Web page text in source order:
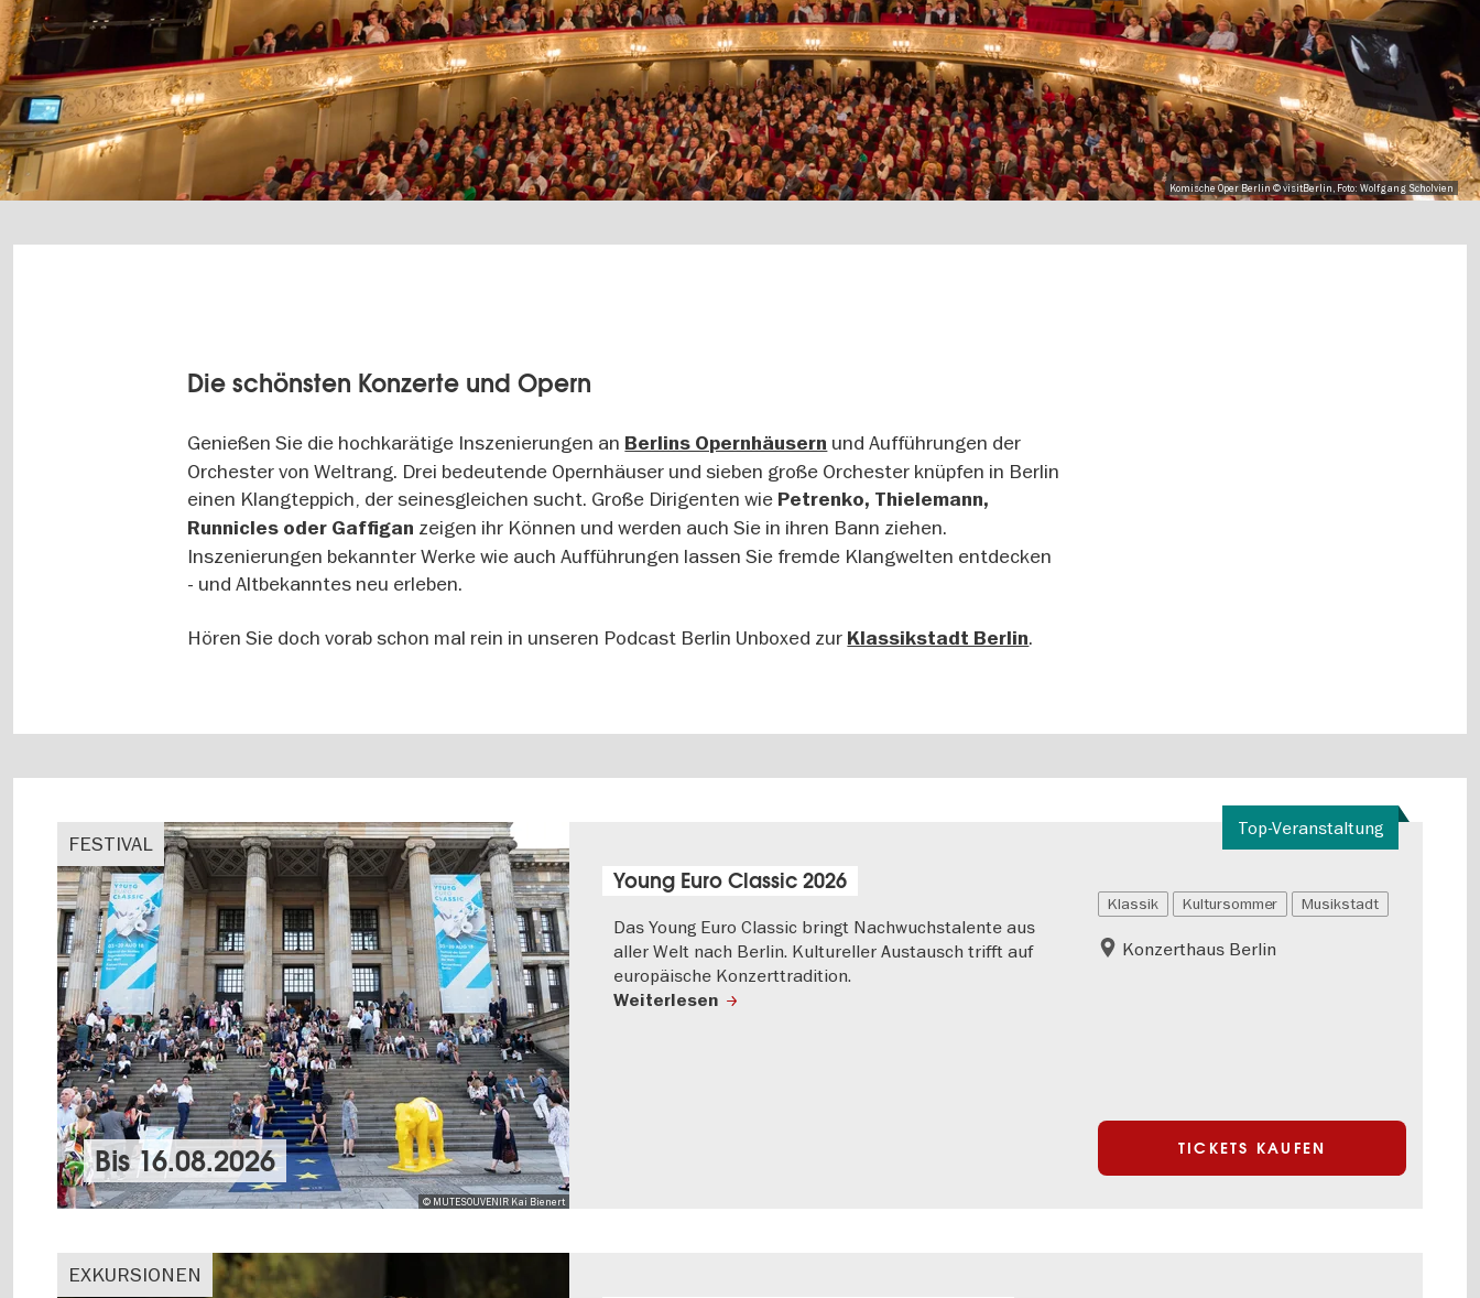
Komische Oper Berlin © visitBerlin, Foto: Wolfgang Scholvien
Die schönsten Konzerte und Opern
Genießen Sie die hochkarätige Inszenierungen an Berlins Opernhäusern und Aufführungen der
Orchester von Weltrang. Drei bedeutende Opernhäuser und sieben große Orchester knüpfen in Berlin
einen Klangteppich, der seinesgleichen sucht. Große Dirigenten wie Petrenko, Thielemann,
Runnicles oder Gaffigan zeigen ihr Können und werden auch Sie in ihren Bann ziehen.
Inszenierungen bekannter Werke wie auch Aufführungen lassen Sie fremde Klangwelten entdecken
- und Altbekanntes neu erleben.
Hören Sie doch vorab schon mal rein in unseren Podcast Berlin Unboxed zur Klassikstadt Berlin.
Top-Veranstaltung
FESTIVAL
© MUTESOUVENIR Kai Bienert
Bis16.08.2026
Young Euro Classic 2026
Das Young Euro Classic bringt Nachwuchstalente aus
aller Welt nach Berlin. Kultureller Austausch trifft auf
europäische Konzerttradition.
Weiterlesen
Klassik Kultursommer Musikstadt
Konzerthaus Berlin
TICKETS KAUFEN
EXKURSIONEN